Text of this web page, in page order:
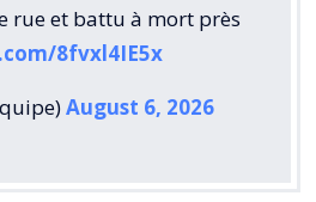
rue et battu à mort près
8fvxl4IE5x
August 6, 2026